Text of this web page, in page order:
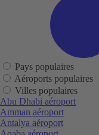
Pays populaires
Aéroports populaires
Villes populaires
Abu Dhabi aéroport
Amman aéroport
Antalya aéroport